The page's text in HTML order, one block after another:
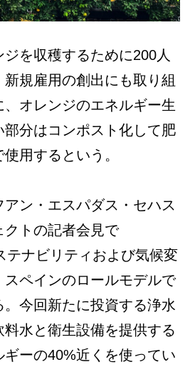
ジを収穫するために200人
規雇用の創出にも取り組
、オレンジのエネルギー生
部分はコンポスト化して肥
用するという。
ン・エスパダス・セハス
クトの記者会見で
テナビリティおよび気候変
ペインのロールモデルで
今回新たに投資する浄水
水と衛生設備を提供する
ーの40%近くを使ってい